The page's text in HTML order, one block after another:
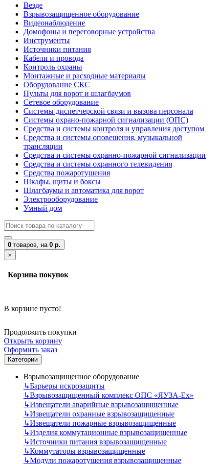
Везде
Взрывозащищенное оборудование
Видеонаблюдение
Домофоны и переговорные устройства
Инструменты
Источники питания
Кабели и провода
Контроль охраны
Монтажные и расходные материалы
Оборудование СКС
Пульты для ворот и шлагбаумов
Сетевое оборудование
Системы диспетчерской связи и вызова персонала
Системы охрано-пожарной сигнализации (ОПС)
Средства и системы контроля и управления доступом
Средства и системы оповещения, музыкальной
трансляции
Средства и системы охранно-пожарной сигнализации
Средства и системы охранного телевидения
Средства пожаротушения
Шкафы, щиты и боксы
Шлагбаумы и автоматика для ворот
Электрооборудование
Умный дом
0 товаров, на 0 р.
×
Корзина покупок
В корзине пусто!
Продолжить покупки
Открыть корзину
Оформить заказ
Категории
Взрывозащищенное оборудование
↳Барьеры искрозащиты
↳Взрывозащищенный комплекс ОПС «ЯУЗА-Ех»
↳Извещатели аварийные взрывозащищенные
↳Извещатели охранные взрывозащищенные
↳Извещатели пожарные взрывозащищенные
↳Изделия коммутационные взрывозащищенные
↳Источники питания взрывозащищенные
↳Коммутаторы взрывозащищенные
↳Модули пожаротушения взрывозащищенные